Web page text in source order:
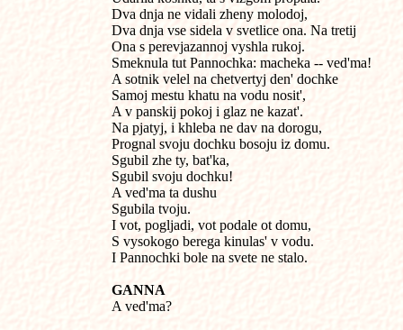
Dva dnja ne vidali zheny molodoj,
Dva dnja vse sidela v svetlice ona. Na tretij
Ona s perevjazannoj vyshla rukoj.
Smeknula tut Pannochka: macheka -- ved'ma!
A sotnik velel na chetvertyj den' dochke
Samoj mestu khatu na vodu nosit',
A v panskij pokoj i glaz ne kazat'.
Na pjatyj, i khleba ne dav na dorogu,
Prognal svoju dochku bosoju iz domu.
Sgubil zhe ty, bat'ka,
Sgubil svoju dochku!
A ved'ma ta dushu
Sgubila tvoju.
I vot, pogljadi, vot podale ot domu,
S vysokogo berega kinulas' v vodu.
I Pannochki bole na svete ne stalo.
GANNA
A ved'ma?